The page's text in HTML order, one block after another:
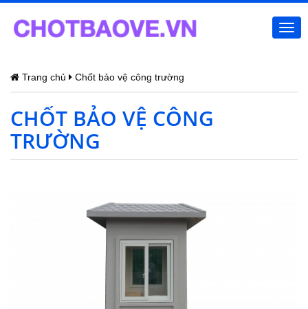
Trang chủ Chốt bảo vệ công trường
CHỐT BẢO VỆ CÔNG
TRƯỜNG